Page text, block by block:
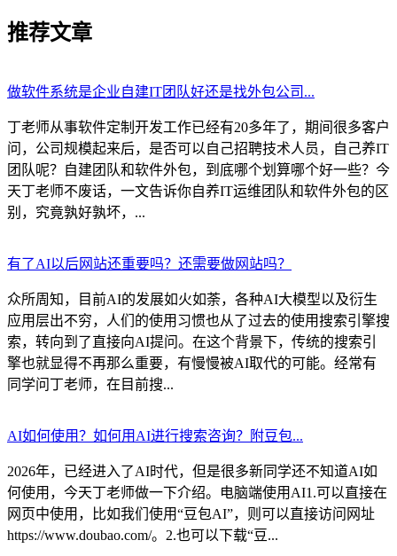
推荐文章
做软件系统是企业自建IT团队好还是找外包公司...
丁老师从事软件定制开发工作已经有20多年了，期间很多客户
问，公司规模起来后，是否可以自己招聘技术人员，自己养IT
团队呢？自建团队和软件外包，到底哪个划算哪个好一些？今
天丁老师不废话，一文告诉你自养IT运维团队和软件外包的区
别，究竟孰好孰坏，...
有了AI以后网站还重要吗？还需要做网站吗？
众所周知，目前AI的发展如火如荼，各种AI大模型以及衍生
应用层出不穷，人们的使用习惯也从了过去的使用搜索引擎搜
索，转向到了直接向AI提问。在这个背景下，传统的搜索引
擎也就显得不再那么重要，有慢慢被AI取代的可能。经常有
同学问丁老师，在目前搜...
AI如何使用？如何用AI进行搜索咨询？附豆包...
2026年，已经进入了AI时代，但是很多新同学还不知道AI如
何使用，今天丁老师做一下介绍。电脑端使用AI1.可以直接在
网页中使用，比如我们使用“豆包AI”，则可以直接访问网址
https://www.doubao.com/。2.也可以下载“豆...